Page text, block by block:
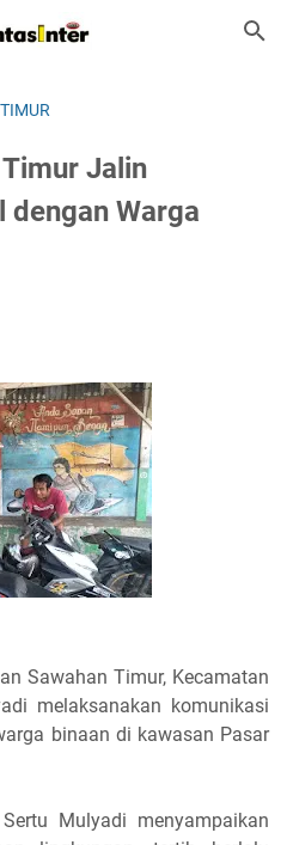
Jalin
dengan Warga
Sawahan Timur, Kecamatan
melaksanakan komunikasi
binaan di kawasan Pasar
Mulyadi menyampaikan